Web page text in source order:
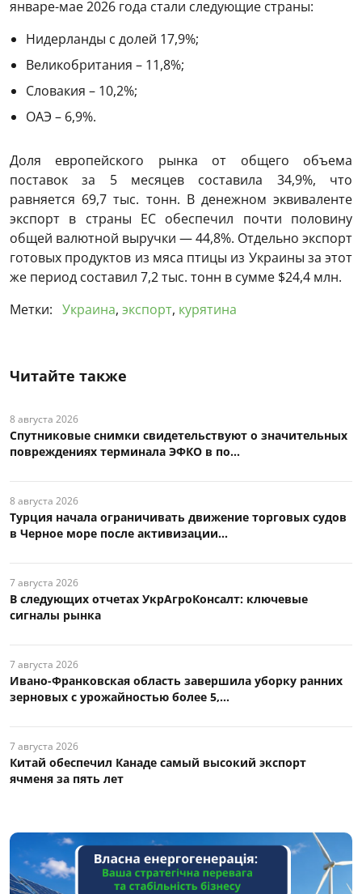
январе-мае 2026 года стали следующие страны:
Нидерланды с долей 17,9%;
Великобритания – 11,8%;
Словакия – 10,2%;
ОАЭ – 6,9%.
Доля европейского рынка от общего объема
поставок за 5 месяцев составила 34,9%, что
равняется 69,7 тыс. тонн. В денежном эквиваленте
экспорт в страны ЕС обеспечил почти половину
общей валютной выручки — 44,8%. Отдельно экспорт
готовых продуктов из мяса птицы из Украины за этот
же период составил 7,2 тыс. тонн в сумме $24,4 млн.
Метки: Украина, экспорт, курятина
Читайте также
8 августа 2026
Спутниковые снимки свидетельствуют о значительных
повреждениях терминала ЭФКО в по...
8 августа 2026
Турция начала ограничивать движение торговых судов
в Черное море после активизации...
7 августа 2026
В следующих отчетах УкрАгроКонсалт: ключевые
сигналы рынка
7 августа 2026
Ивано-Франковская область завершила уборку ранних
зерновых с урожайностью более 5,...
7 августа 2026
Китай обеспечил Канаде самый высокий экспорт
ячменя за пять лет